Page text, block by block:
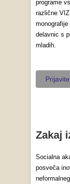
programe
različne
monografije
delavnic s
mladih.
Zakaj
Socialna
posveča